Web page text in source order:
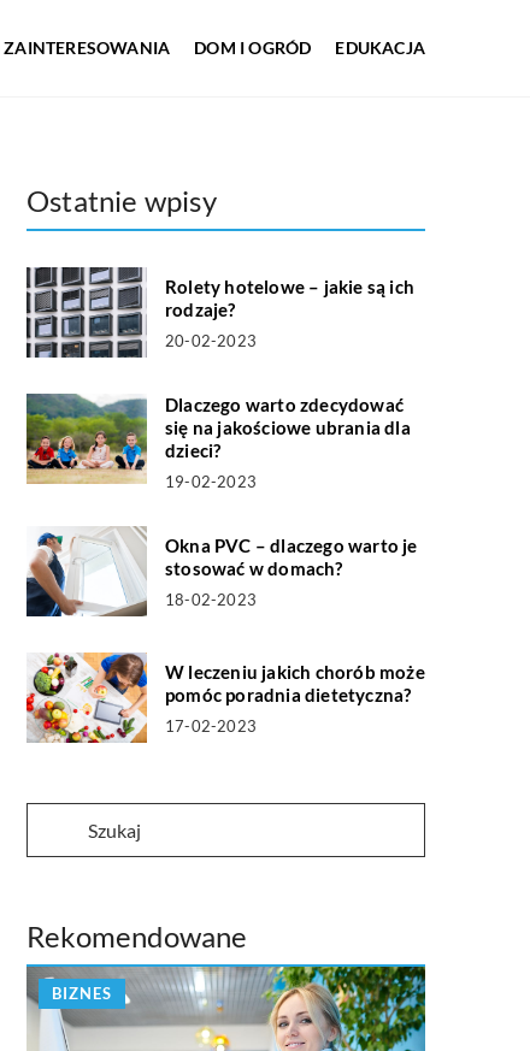
ZAINTERESOWANIA DOM I OGRÓD EDUKACJA
Ostatnie wpisy
Rolety hotelowe – jakie są ich
rodzaje?
20-02-2023
Dlaczego warto zdecydować
się na jakościowe ubrania dla
dzieci?
19-02-2023
Okna PVC – dlaczego warto je
stosować w domach?
18-02-2023
W leczeniu jakich chorób może
pomóc poradnia dietetyczna?
17-02-2023
Rekomendowane
BIZNES